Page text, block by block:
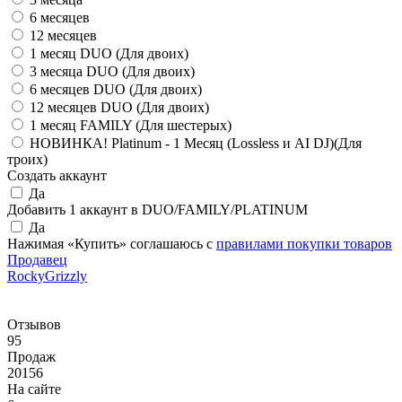
6 месяцев
12 месяцев
1 месяц DUO (Для двоих)
3 месяца DUO (Для двоих)
6 месяцев DUO (Для двоих)
12 месяцев DUO (Для двоих)
1 месяц FAMILY (Для шестерых)
НОВИНКА! Platinum - 1 Месяц (Lossless и AI DJ)(Для
троих)
Создать аккаунт
Да
Добавить 1 аккаунт в DUO/FAMILY/PLATINUM
Да
Нажимая «Купить» соглашаюсь с правилами покупки товаров
Продавец
RockyGrizzly
Отзывов
95
Продаж
20156
На сайте